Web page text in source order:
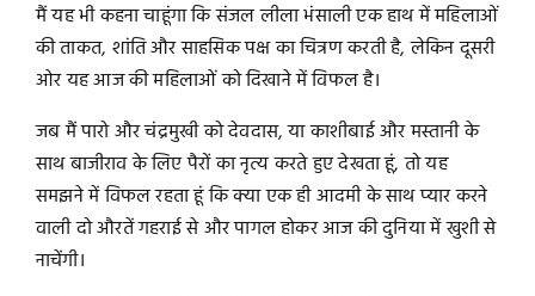
मैं यह भी कहना चाहूंगा कि संजल लीला भंसाली एक हाथ में महिलाओं
की ताकत, शांति और साहसिक पक्ष का चित्रण करती है, लेकिन दूसरी
ओर यह आज की महिलाओं को दिखाने में विफल है।
जब मैं पारो और चंद्रमुखी को देवदास, या काशीबाई और मस्तानी के
साथ बाजीराव के लिए पैरों का नृत्य करते हुए देखता हूं, तो यह
समझने में विफल रहता हूं कि क्या एक ही आदमी के साथ प्यार करने
वाली दो औरतें गहराई से और पागल होकर आज की दुनिया में खुशी से
नाचेंगी।